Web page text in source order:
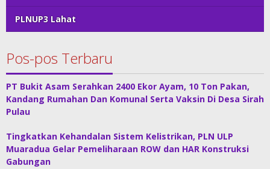
PLNUP3 Lahat
Pos-pos Terbaru
PT Bukit Asam Serahkan 2400 Ekor Ayam, 10 Ton Pakan,
Kandang Rumahan Dan Komunal Serta Vaksin Di Desa Sirah
Pulau
Tingkatkan Kehandalan Sistem Kelistrikan, PLN ULP
Muaradua Gelar Pemeliharaan ROW dan HAR Konstruksi
Gabungan